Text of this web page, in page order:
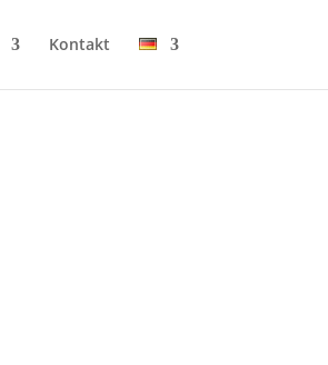
Kon­takt